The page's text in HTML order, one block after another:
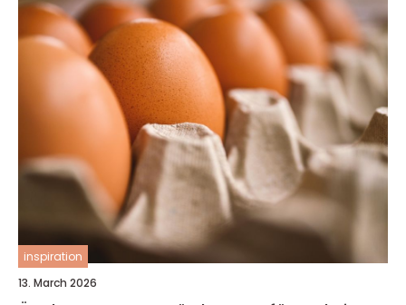
inspiration
13. March 2026